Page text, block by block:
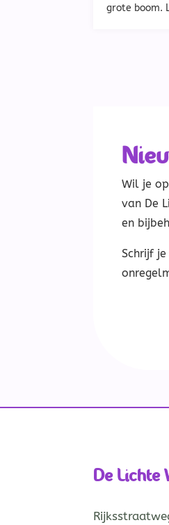
grote boom.
Wil je
van De
en
Schrijf
De Lichte